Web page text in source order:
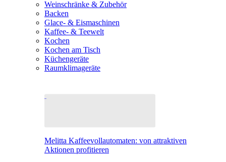
Weinschränke & Zubehör
Backen
Glace- & Eismaschinen
Kaffee- & Teewelt
Kochen
Kochen am Tisch
Küchengeräte
Raumklimageräte
Melitta Kaffeevollautomaten: von attraktiven
Aktionen profitieren